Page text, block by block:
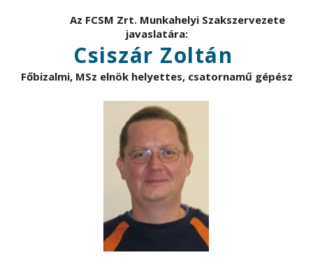
Az FCSM Zrt. Munkahelyi Szakszervezete
javaslatára:
Csiszár Zoltán
Főbizalmi, MSz elnök helyettes, csatornamű gépész